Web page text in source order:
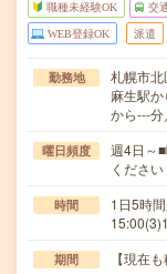
職種未経験OK 交
WEB登録OK 派遣
勤務地
札幌市北
麻生駅
から---
曜日頻度
週4日～
ください
時間
1日5時
期間 【現在